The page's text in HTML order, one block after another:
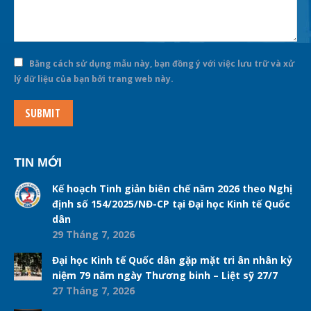
Bằng cách sử dụng mẫu này, bạn đồng ý với việc lưu trữ và xử
lý dữ liệu của bạn bởi trang web này.
SUBMIT
TIN MỚI
Kế hoạch Tinh giản biên chế năm 2026 theo Nghị
định số 154/2025/NĐ-CP tại Đại học Kinh tế Quốc
dân
29 Tháng 7, 2026
Đại học Kinh tế Quốc dân gặp mặt tri ân nhân kỷ
niệm 79 năm ngày Thương binh – Liệt sỹ 27/7
27 Tháng 7, 2026